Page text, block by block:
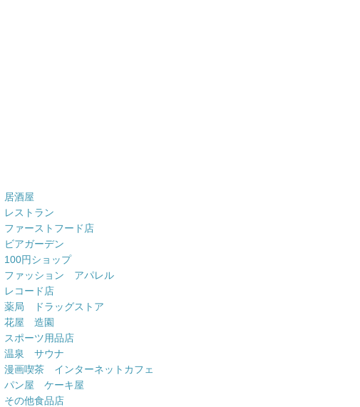
居酒屋
レストラン
ファーストフード店
ビアガーデン
100円ショップ
ファッション アパレル
レコード店
薬局 ドラッグストア
花屋 造園
スポーツ用品店
温泉 サウナ
漫画喫茶 インターネットカフェ
パン屋 ケーキ屋
その他食品店